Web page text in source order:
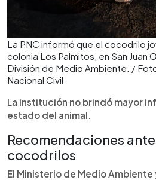
La PNC informó que el cocodrilo
colonia Los Palmitos, en San Juan
División de Medio Ambiente. /
Nacional Civil
La institución no brindó mayor
estado del animal.
Recomendaciones
cocodrilos
El Ministerio de Medio Ambiente